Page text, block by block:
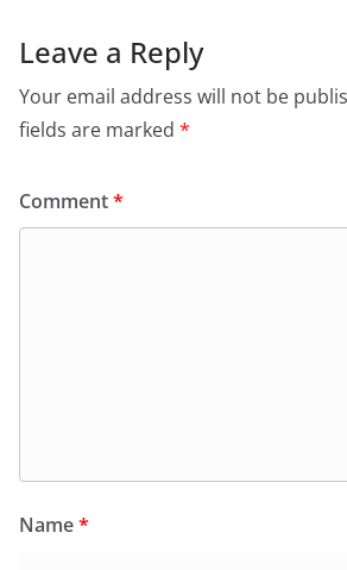
Leave a Reply
Your email address will not be
fields are marked *
Comment*
Name*